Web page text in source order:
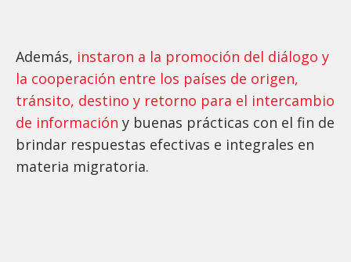
Además, instaron a la promoción del diálogo y
la cooperación entre los países de origen,
tránsito, destino y retorno para el intercambio
de información y buenas prácticas con el fin de
brindar respuestas efectivas e integrales en
materia migratoria.